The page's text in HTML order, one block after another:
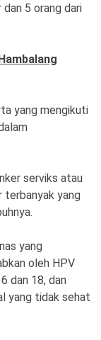
5 orang dari
yang mengikuti
serviks atau
terbanyak yang
yang
oleh HPV
dan 18, dan
yang tidak sehat